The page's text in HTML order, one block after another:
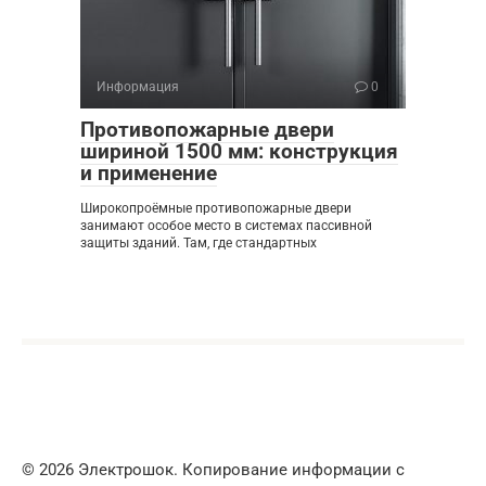
Информация 0
Противопожарные двери
шириной 1500 мм: конструкция
и применение
Широкопроёмные противопожарные двери
занимают особое место в системах пассивной
защиты зданий. Там, где стандартных
© 2026 Электрошок. Копирование информации с